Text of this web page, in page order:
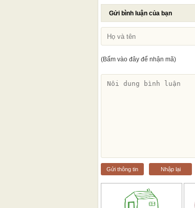
Gửi bình luận của bạn
(Bấm vào đây để nhận mã)
Gửi thông tin Nhập lại